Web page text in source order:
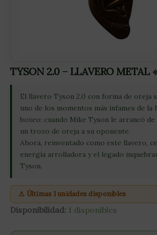
TYSON 2.0 – LLAVERO METAL
El llavero Tyson 2.0 con forma de oreja
uno de los momentos más infames de
boxeo: cuando Mike Tyson le arrancó
un trozo de oreja a su oponente.
Ahora, reinventado como este llavero,
energía arrolladora y el legado
Tyson.
⚠ Últimas 1 unidades disponibles
Disponibilidad: 1 disponibles